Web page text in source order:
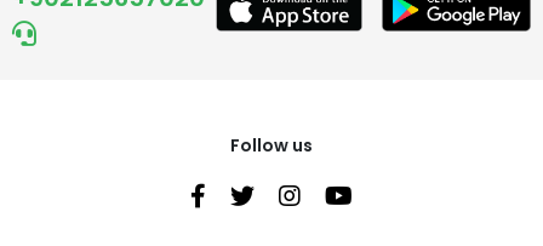
Follow us